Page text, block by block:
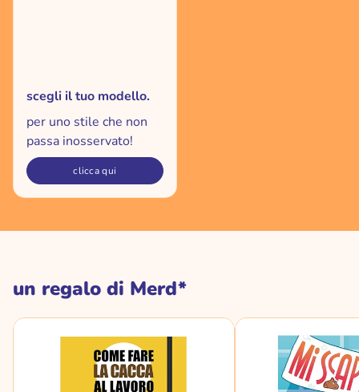
scegli il tuo modello.
per uno stile che non
passa inosservato!
clicca qui
un regalo di Merd*